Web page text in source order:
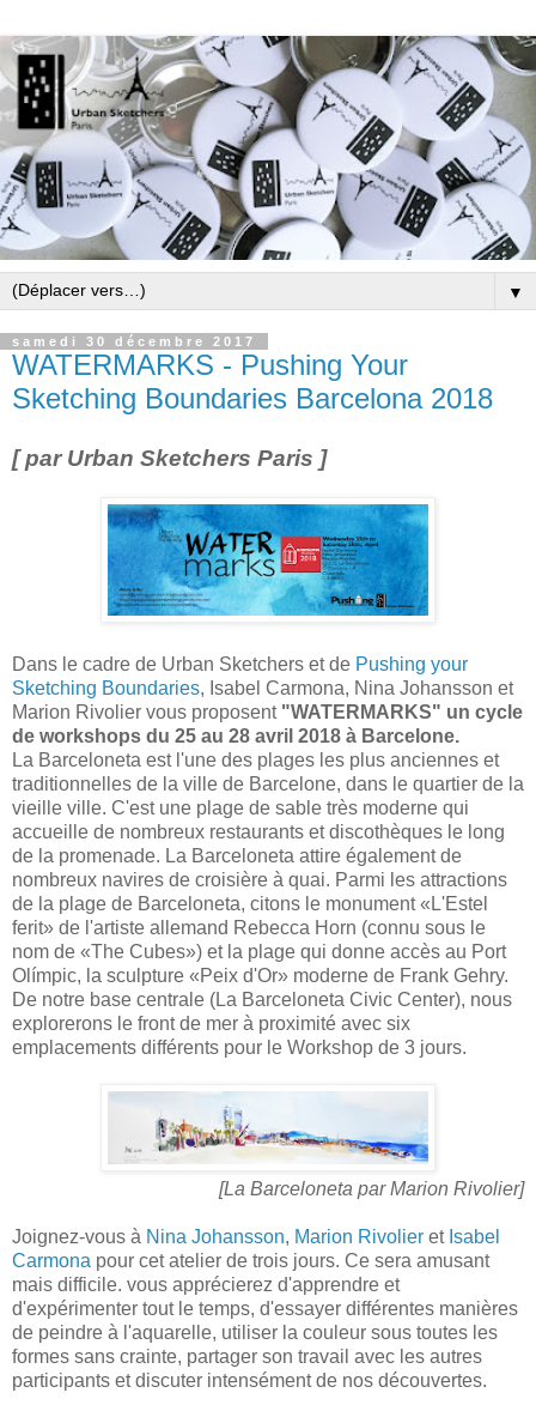
▼
samedi 30 décembre 2017
WATERMARKS - Pushing Your
Sketching Boundaries Barcelona 2018
[ par Urban Sketchers Paris ]
Dans le cadre de Urban Sketchers et de Pushing your
Sketching Boundaries, Isabel Carmona, Nina Johansson et
Marion Rivolier vous proposent "WATERMARKS" un cycle
de workshops du 25 au 28 avril 2018 à Barcelone.
La Barceloneta est l'une des plages les plus anciennes et
traditionnelles de la ville de Barcelone, dans le quartier de la
vieille ville. C'est une plage de sable très moderne qui
accueille de nombreux restaurants et discothèques le long
de la promenade. La Barceloneta attire également de
nombreux navires de croisière à quai. Parmi les attractions
de la plage de Barceloneta, citons le monument «L'Estel
ferit» de l'artiste allemand Rebecca Horn (connu sous le
nom de «The Cubes») et la plage qui donne accès au Port
Olímpic, la sculpture «Peix d'Or» moderne de Frank Gehry.
De notre base centrale (La Barceloneta Civic Center), nous
explorerons le front de mer à proximité avec six
emplacements différents pour le Workshop de 3 jours.
[La Barceloneta par Marion Rivolier]
Joignez-vous à Nina Johansson, Marion Rivolier et Isabel
Carmona pour cet atelier de trois jours. Ce sera amusant
mais difficile. vous apprécierez d'apprendre et
d'expérimenter tout le temps, d'essayer différentes manières
de peindre à l'aquarelle, utiliser la couleur sous toutes les
formes sans crainte, partager son travail avec les autres
participants et discuter intensément de nos découvertes.